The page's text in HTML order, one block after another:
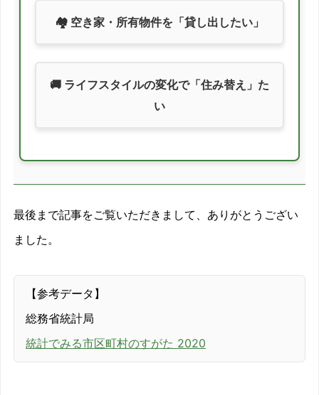
🏘️ 空き家・所有物件を「貸し出したい」
🚚 ライフスタイルの変化で「住み替え」た
い
最後まで記事をご覧いただきまして、ありがとうござい
ました。
【参考データ】
総務省統計局
統計でみる市区町村のすがた 2020